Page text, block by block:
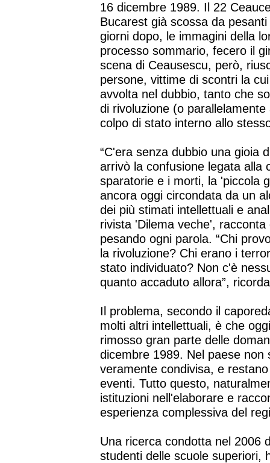
16 dicembre 1989. Il 22
Bucarest già scossa da
giorni dopo, le immagini della
processo sommario, fecero il
scena di Ceausescu, però,
persone, vittime di scontri la
avvolta nel dubbio, tanto che
di rivoluzione (o
colpo di stato interno allo
“C'era senza dubbio una gioia
arrivò la confusione legata alla
sparatorie e i morti, la 'piccola
ancora oggi circondata da un
dei più stimati intellettuali e
rivista 'Dilema veche',
pesando ogni parola. “Chi
la rivoluzione? Chi erano i
stato individuato? Non c'è
quanto accaduto allora”,
Il problema, secondo il
molti altri intellettuali, è che
rimosso gran parte delle
dicembre 1989. Nel paese
veramente condivisa, e
eventi. Tutto questo,
istituzioni nell'elaborare e
esperienza complessiva del
Una ricerca condotta nel 2006
studenti delle scuole superiori,